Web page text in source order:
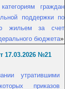
граждан
поддержки по
жильем за счет
бюджета»
17.03.2026 №21
утратившими
приказов